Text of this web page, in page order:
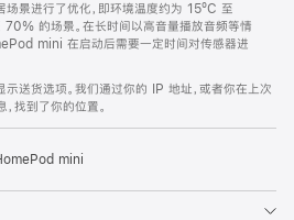
景进行了优化，即环境温度约为 15ºC 至
的场景。在长时间以高音量播放音频等情
mini 在启动后需要一定时间对传感器进
示送货选项。我们通过你的 IP 地址，或者你在上次
找到了你的位置。
mini